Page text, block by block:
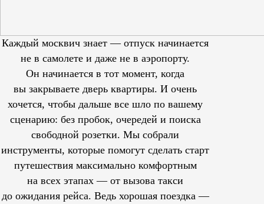
Каждый москвич знает — отпуск начинается
не в самолете и даже не в аэропорту.
Он начинается в тот момент, когда
вы закрываете дверь квартиры. И очень
хочется, чтобы дальше все шло по вашему
сценарию: без пробок, очередей и поиска
свободной розетки. Мы собрали
инструменты, которые помогут сделать старт
путешествия максимально комфортным
на всех этапах — от вызова такси
до ожидания рейса. Ведь хорошая поездка —